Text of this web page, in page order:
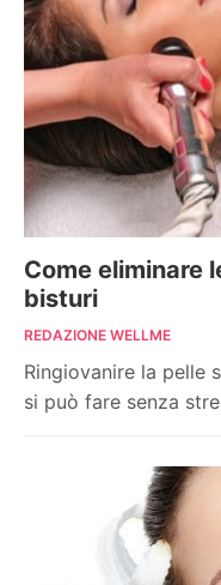
Come eliminare
bisturi
REDAZIONE WELLME
Ringiovanire la pelle
si può fare senza